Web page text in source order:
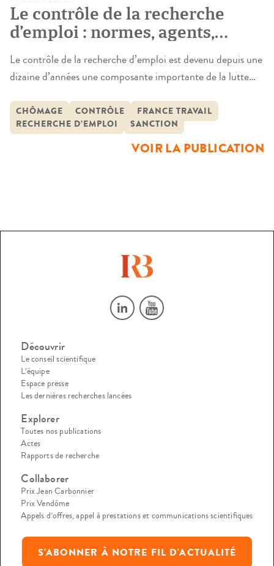
Le contrôle de la recherche
d’emploi : normes, agents,
contentieux (2008-2024)
Le contrôle de la recherche d’emploi est devenu depuis une
dizaine d’années une composante importante de la lutte
des orientations données lors du passage de Pôle emploi à
France Travail. Bien que la procédure de contrôle ait des
conséquences cruciales pour des centaines de milliers de
CHÔMAGE CONTRÔLE
FRANCE TRAVAIL
RECHERCHE D’EMPLOI
SANCTION
VOIR LA PUBLICATION
Découvrir
Le conseil scientifique
L’équipe
Espace presse
Les dernières recherches lancées
Explorer
Toutes nos publications
Actes
Rapports de recherche
Collaborer
Prix Jean Carbonnier
Prix Vendôme
Appels d’offres, appel à prestations et communications scientifiques
S'ABONNER À NOTRE FIL D'ACTUALITÉ